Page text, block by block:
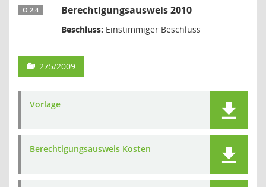
Ö 2.4 Berechtigungsausweis 2010
Beschluss: Einstimmiger Beschluss
275/2009
Vorlage
Berechtigungsausweis Kosten